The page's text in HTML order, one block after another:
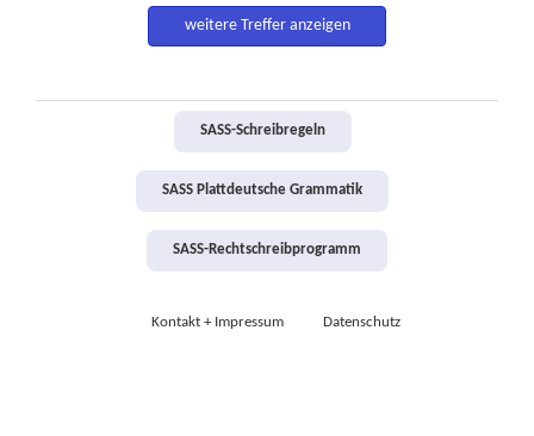
weitere Treffer anzeigen
SASS-Schreibregeln
SASS Plattdeutsche Grammatik
SASS-Rechtschreibprogramm
Kontakt + Impressum Datenschutz